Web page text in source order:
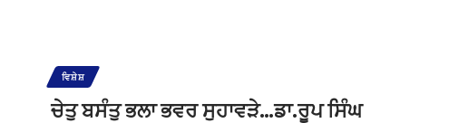
ਵਿਸ਼ੇਸ਼
ਚੇਤੁ ਬਸੰਤੁ ਭਲਾ ਭਵਰ ਸੁਹਾਵੜੇ…ਡਾ.ਰੂਪ ਸਿੰਘ